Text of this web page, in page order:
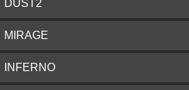
DUST2
MIRAGE
INFERNO